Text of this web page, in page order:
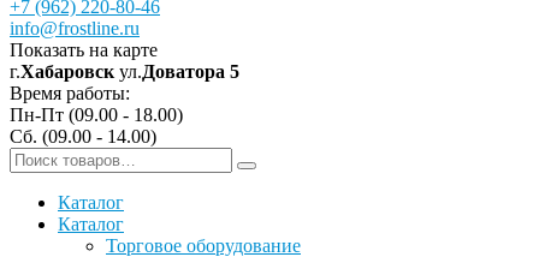
+7 (962) 220-80-46
info@frostline.ru
Показать на карте
г.Хабаровск ул.Доватора 5
Время работы:
Пн-Пт (09.00 - 18.00)
Сб. (09.00 - 14.00)
Каталог
Каталог
Торговое оборудование